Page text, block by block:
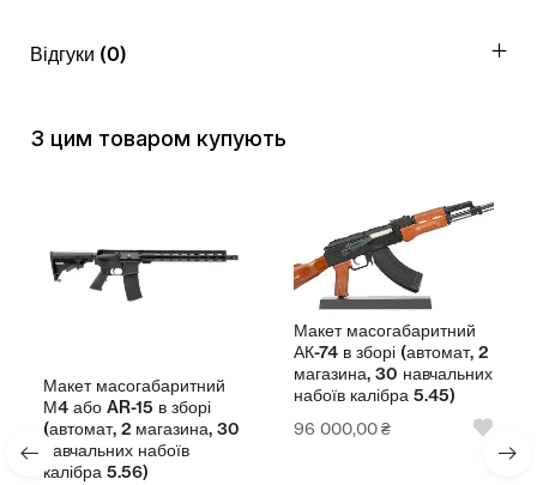
Відгуки (0)
З цим товаром купують
Макет масогабаритний
М4 або AR-15 в зборі
(автомат, 2 магазина, 30
навчальних набоїв
калібра 5.56)
Макет масогабаритний
АК-74 в зборі (автомат, 2
магазина, 30 навчальних
набоїв калібра 5.45)
96 000,00₴